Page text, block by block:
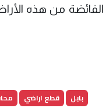
الفائضة من هذه
بابل قطع اراضي